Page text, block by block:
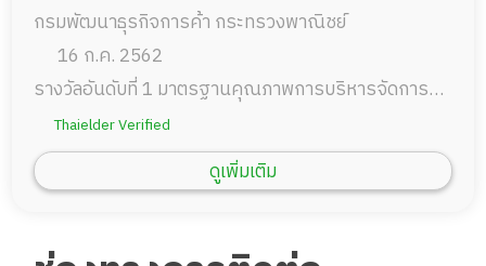
จัดการธุรกิจดูแลผู้สูงอายุ
กรมพัฒนาธุรกิจการค้า กระทรวงพาณิชย์
16 ก.ค. 2562
รางวัลอันดับที่ 1 มาตรฐานคุณภาพการบริหารจัดการ
ธุรกิจดูแลผู้สูงอายุ กรมพัฒนาธุรกิจการค้า กระทรวง
พาณิชย์
Thaielder Verified
ดูเพิ่มเติม